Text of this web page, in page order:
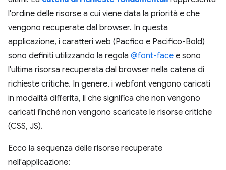
l'ordine delle risorse a cui viene data la priorità e che
vengono recuperate dal browser. In questa
applicazione, i caratteri web (Pacfico e Pacifico-Bold)
sono definiti utilizzando la regola @font-face e sono
l'ultima risorsa recuperata dal browser nella catena di
richieste critiche. In genere, i webfont vengono caricati
in modalità differita, il che significa che non vengono
caricati finché non vengono scaricate le risorse critiche
(CSS, JS).
Ecco la sequenza delle risorse recuperate
nell'applicazione: